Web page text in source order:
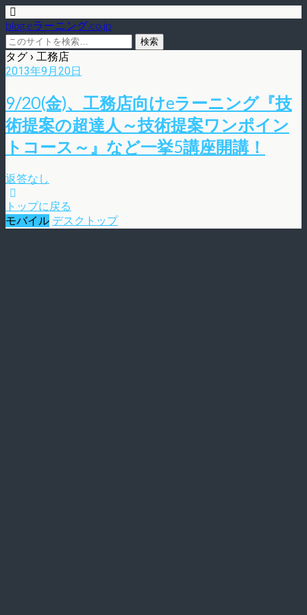
blog.eラーニング.co.jp
タグ › 工務店
2013年9月20日
9/20(金)、工務店向けeラーニング『技
術提案の超達人～技術提案ワンポイン
トコース～』など一挙5講座開講！
返答なし
トップに戻る
モバイル デスクトップ